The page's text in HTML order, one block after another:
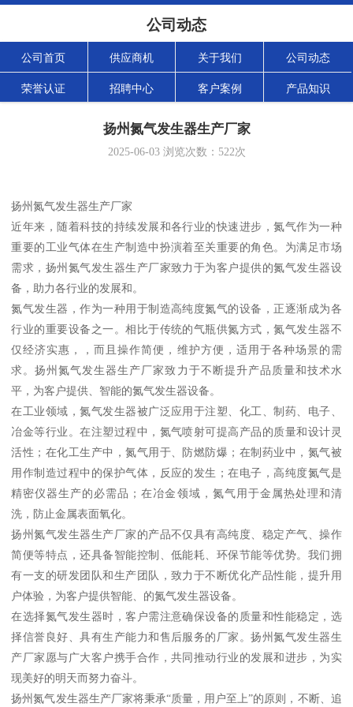
公司动态
公司首页 供应商机 关于我们 公司动态
荣誉认证 招聘中心 客户案例 产品知识
扬州氮气发生器生产厂家
2025-06-03浏览次数： 522次
扬州氮气发生器生产厂家
近年来，随着科技的持续发展和各行业的快速进步，氮气作为一种
重要的工业气体在生产制造中扮演着至关重要的角色。为满足市场
需求，扬州氮气发生器生产厂家致力于为客户提供的氮气发生器设
备，助力各行业的发展和。
氮气发生器，作为一种用于制造高纯度氮气的设备，正逐渐成为各
行业的重要设备之一。相比于传统的气瓶供氮方式，氮气发生器不
仅经济实惠，，而且操作简便，维护方便，适用于各种场景的需
求。扬州氮气发生器生产厂家致力于不断提升产品质量和技术水
平，为客户提供、智能的氮气发生器设备。
在工业领域，氮气发生器被广泛应用于注塑、化工、制药、电子、
冶金等行业。在注塑过程中，氮气喷射可提高产品的质量和设计灵
活性；在化工生产中，氮气用于、防燃防爆；在制药业中，氮气被
用作制造过程中的保护气体，反应的发生；在电子，高纯度氮气是
精密仪器生产的必需品；在冶金领域，氮气用于金属热处理和清
洗，防止金属表面氧化。
扬州氮气发生器生产厂家的产品不仅具有高纯度、稳定产气、操作
简便等特点，还具备智能控制、低能耗、环保节能等优势。我们拥
有一支的研发团队和生产团队，致力于不断优化产品性能，提升用
户体验，为客户提供智能、的氮气发生器设备。
在选择氮气发生器时，客户需注意确保设备的质量和性能稳定，选
择信誉良好、具有生产能力和售后服务的厂家。扬州氮气发生器生
产厂家愿与广大客户携手合作，共同推动行业的发展和进步，为实
现美好的明天而努力奋斗。
扬州氮气发生器生产厂家将秉承“质量，用户至上”的原则，不断、追